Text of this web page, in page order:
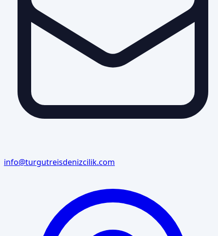
info@turgutreisdenizcilik.com